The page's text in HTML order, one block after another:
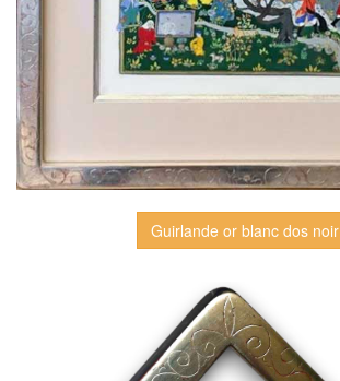
Guirlande or blanc dos noir